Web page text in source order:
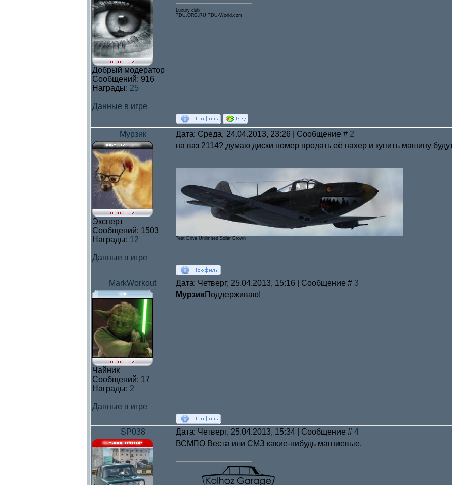
Добрый модератор
Сообщений: 916
Награды: 25
Данные в игре
Luxury club
TDU.ORG.RU TDU-World.com
Мурзик Дата: Среда, 24.04.2013, 23:26 | Сообщение # 2
Эксперт
Сообщений: 1503
Награды: 12
Данные в игре
на ваз 2114? думаю диски номер продать её нахер и купить машину
Test Drive Unlimited Solar Crown
MarkWorkout Дата: Четверг, 25.04.2013, 15:16 | Сообщение # 3
Чайник
Сообщений: 17
Награды: 2
Данные в игре
МурзикПоддерживаю!
SP038 Дата: Четверг, 25.04.2013, 15:34 | Сообщение # 4
ВСМПО Веста или СМЗ какие-нибудь магниевые.